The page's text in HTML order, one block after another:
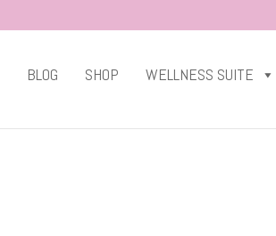
BLOG SHOP WELLNESS SUITE